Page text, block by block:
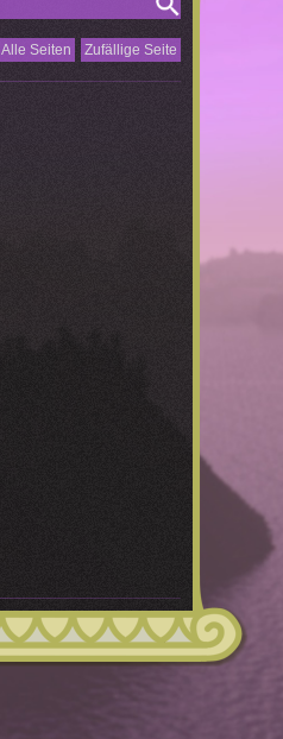
Zufällige Seite
Alle Seiten